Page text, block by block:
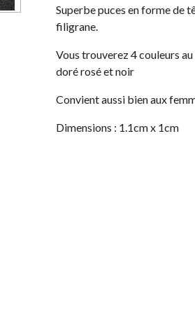
Superbe puces en forme de
filigrane.
Vous trouverez 4 couleurs
doré rosé et noir
Convient aussi bien aux
Dimensions : 1.1cm x 1cm